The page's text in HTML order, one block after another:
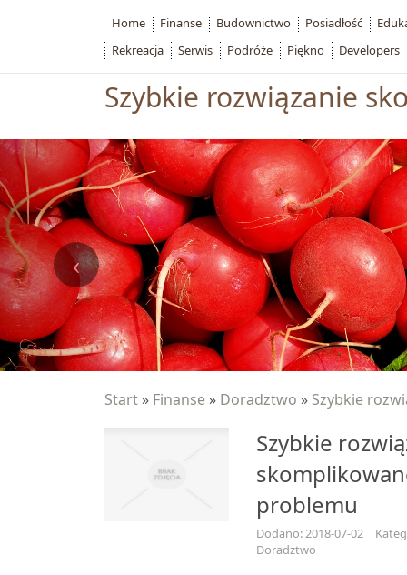
Szybkie rozwiązanie
Start » Finanse » Doradztwo » Szybkie
Szybkie
problemu
Dodano: 2018-07-02
Doradztwo
Home Finanse Budownictwo Posiadłość
Rekreacja
Serwis Podróże Piękno Developers